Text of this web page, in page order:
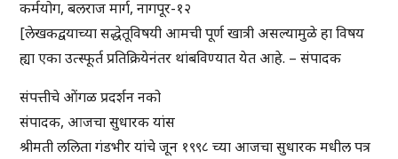
कर्मयोग, बलराज मार्ग, नागपूर-१२
[लेखकद्वयाच्या सद्धेतूविषयी आमची पूर्ण खात्री असल्यामुळे हा विषय
ह्या एका उत्स्फूर्त प्रतिक्रियेनंतर थांबविण्यात येत आहे. – संपादक
संपत्तीचे ओंगळ प्रदर्शन नको
संपादक, आजचा सुधारक यांस
श्रीमती ललिता गंडभीर यांचे जून १९९८ च्या आजचा सुधारक मधील पत्र